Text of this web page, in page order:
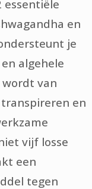
essentiële
en
je
algehele
wordt van
en
vijf losse
een
tegen